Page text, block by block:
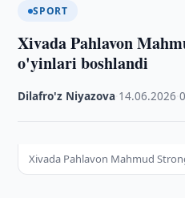
SPORT
Xivada Pahlavon
o'yinlari boshlandi
Dilafro'z Niyazova 14.06.2026 ·
Xivada Pahlavon Mahmud